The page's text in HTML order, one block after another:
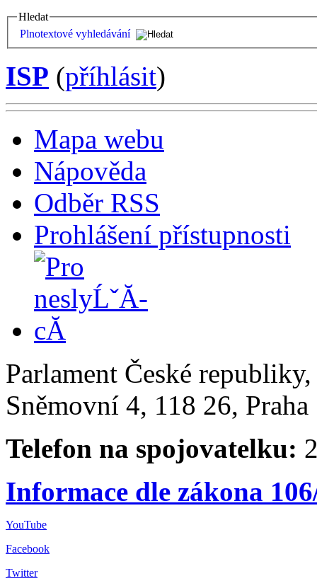
Hledat
Plnotextové vyhledávání
ISP (příhlásit)
Mapa webu
Nápověda
Odběr RSS
Prohlášení přístupnosti
Parlament České
Sněmovní 4, 118 26,
Telefon na spojovatelku:
Informace dle zákona
YouTube
Facebook
Twitter